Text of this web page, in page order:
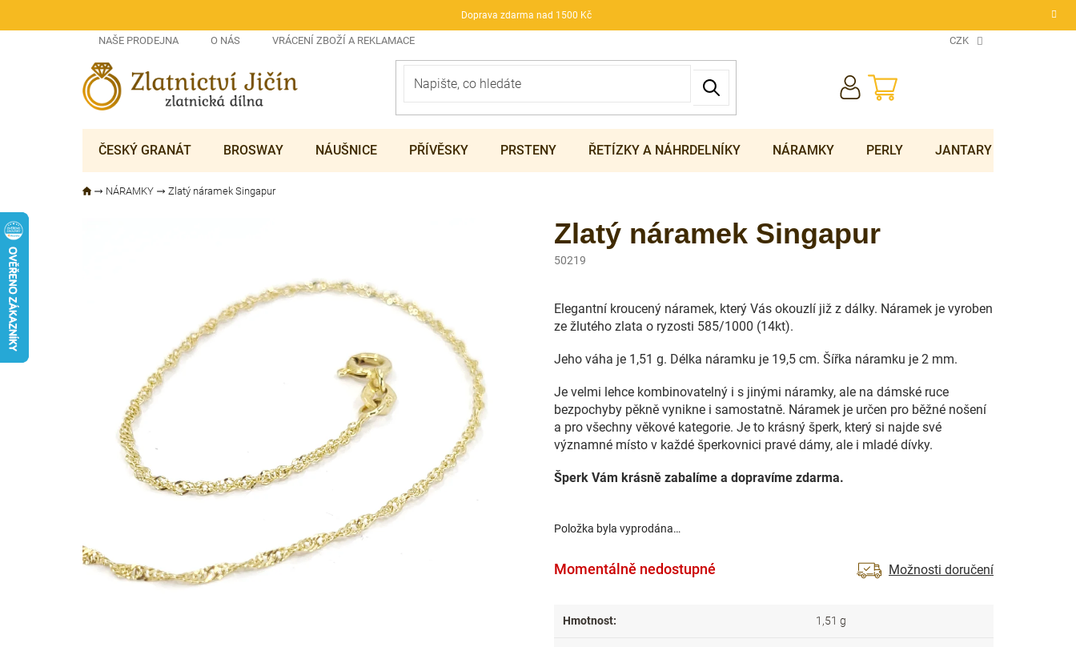
Doprava zdarma nad 1500 Kč
NAŠE PRODEJNA O NÁS VRÁCENÍ ZBOŽÍ A REKLAMACE CZK
NÁKUPNÍ
KOŠÍK
ČESKÝ GRANÁT BROSWAY NÁUŠNICE PŘÍVĚSKY PRSTENY ŘETÍZKY A NÁHRDELNÍKY NÁRAMKY PERLY JANTARY
NÁRAMKY Zlatý náramek Singapur
Položka byla vyprodána…
Elegantní kroucený náramek, který Vás okouzlí již z dálky. Náramek je vyroben
ze žlutého zlata o ryzosti 585/1000 (14kt).
Jeho váha je 1,51 g. Délka náramku je 19,5 cm. Šířka náramku je 2 mm.
Je velmi lehce kombinovatelný i s jinými náramky, ale na dámské ruce
bezpochyby pěkně vynikne i samostatně. Náramek je určen pro běžné nošení
a pro všechny věkové kategorie. Je to krásný šperk, který si najde své
významné místo v každé šperkovnici pravé dámy, ale i mladé dívky.
Šperk Vám krásně zabalíme a dopravíme zdarma.
Zlatý náramek Singapur
50219
Momentálně nedostupné Možnosti doručení
Hmotnost: 1,51 g